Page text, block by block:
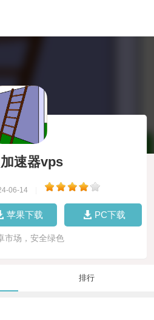
速器vps
06-14
苹果下载 PC下载
市场，安全绿色
排行